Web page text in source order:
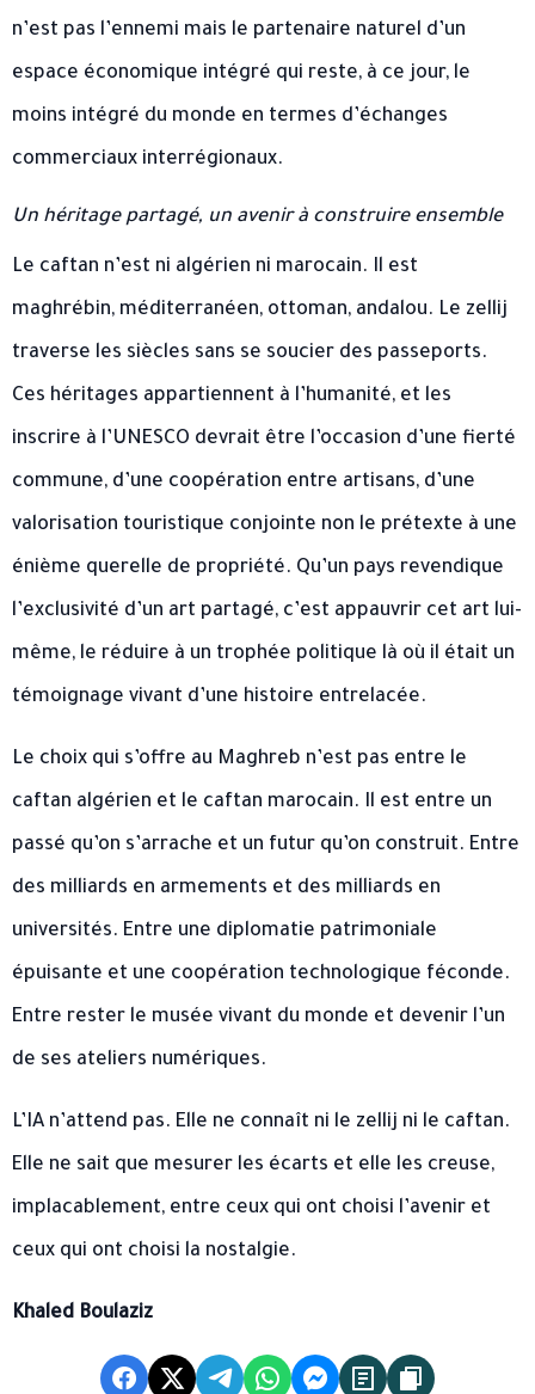
n’est pas l’ennemi mais le partenaire naturel d’un
espace économique intégré qui reste, à ce jour, le
moins intégré du monde en termes d’échanges
commerciaux interrégionaux.
Un héritage partagé, un avenir à construire ensemble
Le caftan n’est ni algérien ni marocain. Il est
maghrébin, méditerranéen, ottoman, andalou. Le zellij
traverse les siècles sans se soucier des passeports.
Ces héritages appartiennent à l’humanité, et les
inscrire à l’UNESCO devrait être l’occasion d’une fierté
commune, d’une coopération entre artisans, d’une
valorisation touristique conjointe non le prétexte à une
énième querelle de propriété. Qu’un pays revendique
l’exclusivité d’un art partagé, c’est appauvrir cet art lui-
même, le réduire à un trophée politique là où il était un
témoignage vivant d’une histoire entrelacée.
Le choix qui s’offre au Maghreb n’est pas entre le
caftan algérien et le caftan marocain. Il est entre un
passé qu’on s’arrache et un futur qu’on construit. Entre
des milliards en armements et des milliards en
universités. Entre une diplomatie patrimoniale
épuisante et une coopération technologique féconde.
Entre rester le musée vivant du monde et devenir l’un
de ses ateliers numériques.
L’IA n’attend pas. Elle ne connaît ni le zellij ni le caftan.
Elle ne sait que mesurer les écarts et elle les creuse,
implacablement, entre ceux qui ont choisi l’avenir et
ceux qui ont choisi la nostalgie.
Khaled Boulaziz